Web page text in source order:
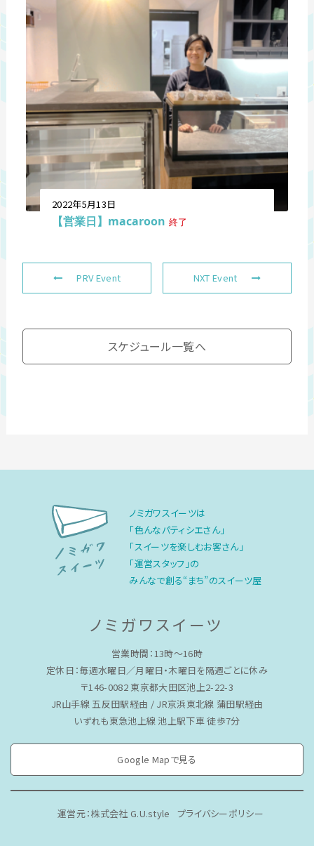
2022年5月13日
【営業日】macaroon 終了
PRV Event NXT Event
スケジュール一覧へ
ノミガワスイーツは
「色んなパティシエさん」
「スイーツを楽しむお客さん」
「運営スタッフ」の
みんなで創る“まち”のスイーツ屋
ノミガワスイーツ
営業時間：13時〜16時
定休日：毎週水曜日／月曜日・木曜日を隔週ごとに休み
〒146-0082 東京都大田区池上2-22-3
JR山手線 五反田駅経由 / JR京浜東北線 蒲田駅経由
いずれも東急池上線 池上駅下車 徒歩7分
Google Mapで見る
運営元：株式会社 G.U.style プライバシーポリシー